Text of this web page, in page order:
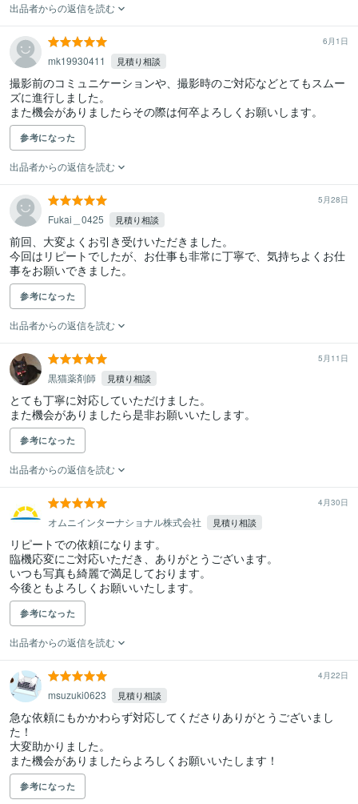
出品者からの返信を読む
6月1日
mk19930411 見積り相談
撮影前のコミュニケーションや、撮影時のご対応などとてもスムー
ズに進行しました。
また機会がありましたらその際は何卒よろしくお願いします。
参考になった
出品者からの返信を読む
5月28日
Fukai＿0425 見積り相談
前回、大変よくお引き受けいただきました。
今回はリピートでしたが、お仕事も非常に丁寧で、気持ちよくお仕
事をお願いできました。
参考になった
出品者からの返信を読む
5月11日
黒猫薬剤師 見積り相談
とても丁寧に対応していただけました。
また機会がありましたら是非お願いいたします。
参考になった
出品者からの返信を読む
4月30日
オムニインターナショナル株式会社 見積り相談
リピートでの依頼になります。
臨機応変にご対応いただき、ありがとうございます。
いつも写真も綺麗で満足しております。
今後ともよろしくお願いいたします。
参考になった
出品者からの返信を読む
4月22日
msuzuki0623 見積り相談
急な依頼にもかかわらず対応してくださりありがとうございまし
た！
大変助かりました。
また機会がありましたらよろしくお願いいたします！
参考になった